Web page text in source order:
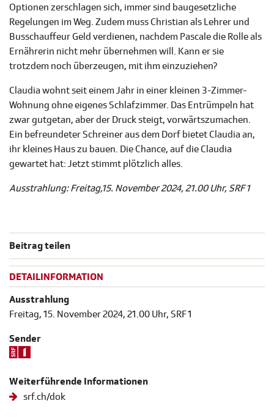
Optionen zerschlagen sich, immer sind baugesetzliche
Regelungen im Weg. Zudem muss Christian als Lehrer und
Busschauffeur Geld verdienen, nachdem Pascale die Rolle als
Ernährerin nicht mehr übernehmen will. Kann er sie
trotzdem noch überzeugen, mit ihm einzuziehen?
Claudia wohnt seit einem Jahr in einer kleinen 3-Zimmer-
Wohnung ohne eigenes Schlafzimmer. Das Entrümpeln hat
zwar gutgetan, aber der Druck steigt, vorwärtszumachen.
Ein befreundeter Schreiner aus dem Dorf bietet Claudia an,
ihr kleines Haus zu bauen. Die Chance, auf die Claudia
gewartet hat: Jetzt stimmt plötzlich alles.
Ausstrahlung: Freitag,15. November 2024, 21.00 Uhr, SRF 1
Beitrag teilen
DETAILINFORMATION
Ausstrahlung
Freitag, 15. November 2024, 21.00 Uhr, SRF 1
Sender
Weiterführende Informationen
srf.ch/dok